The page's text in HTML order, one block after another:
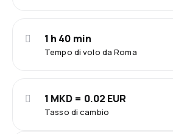
Tempo di volo da Roma
1 h 40 min
Tasso di cambio
1 MKD = 0.02 EUR